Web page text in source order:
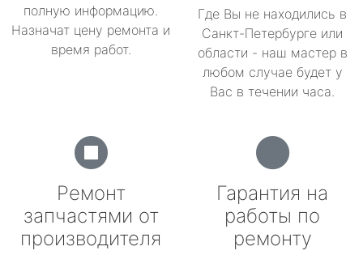
полную информацию.
Назначат цену ремонта и
время работ.
Где Вы не находились в
Санкт-Петербурге или
области - наш мастер в
любом случае будет у
Вас в течении часа.
Ремонт
запчастями от
производителя
Гарантия на
работы по
ремонту